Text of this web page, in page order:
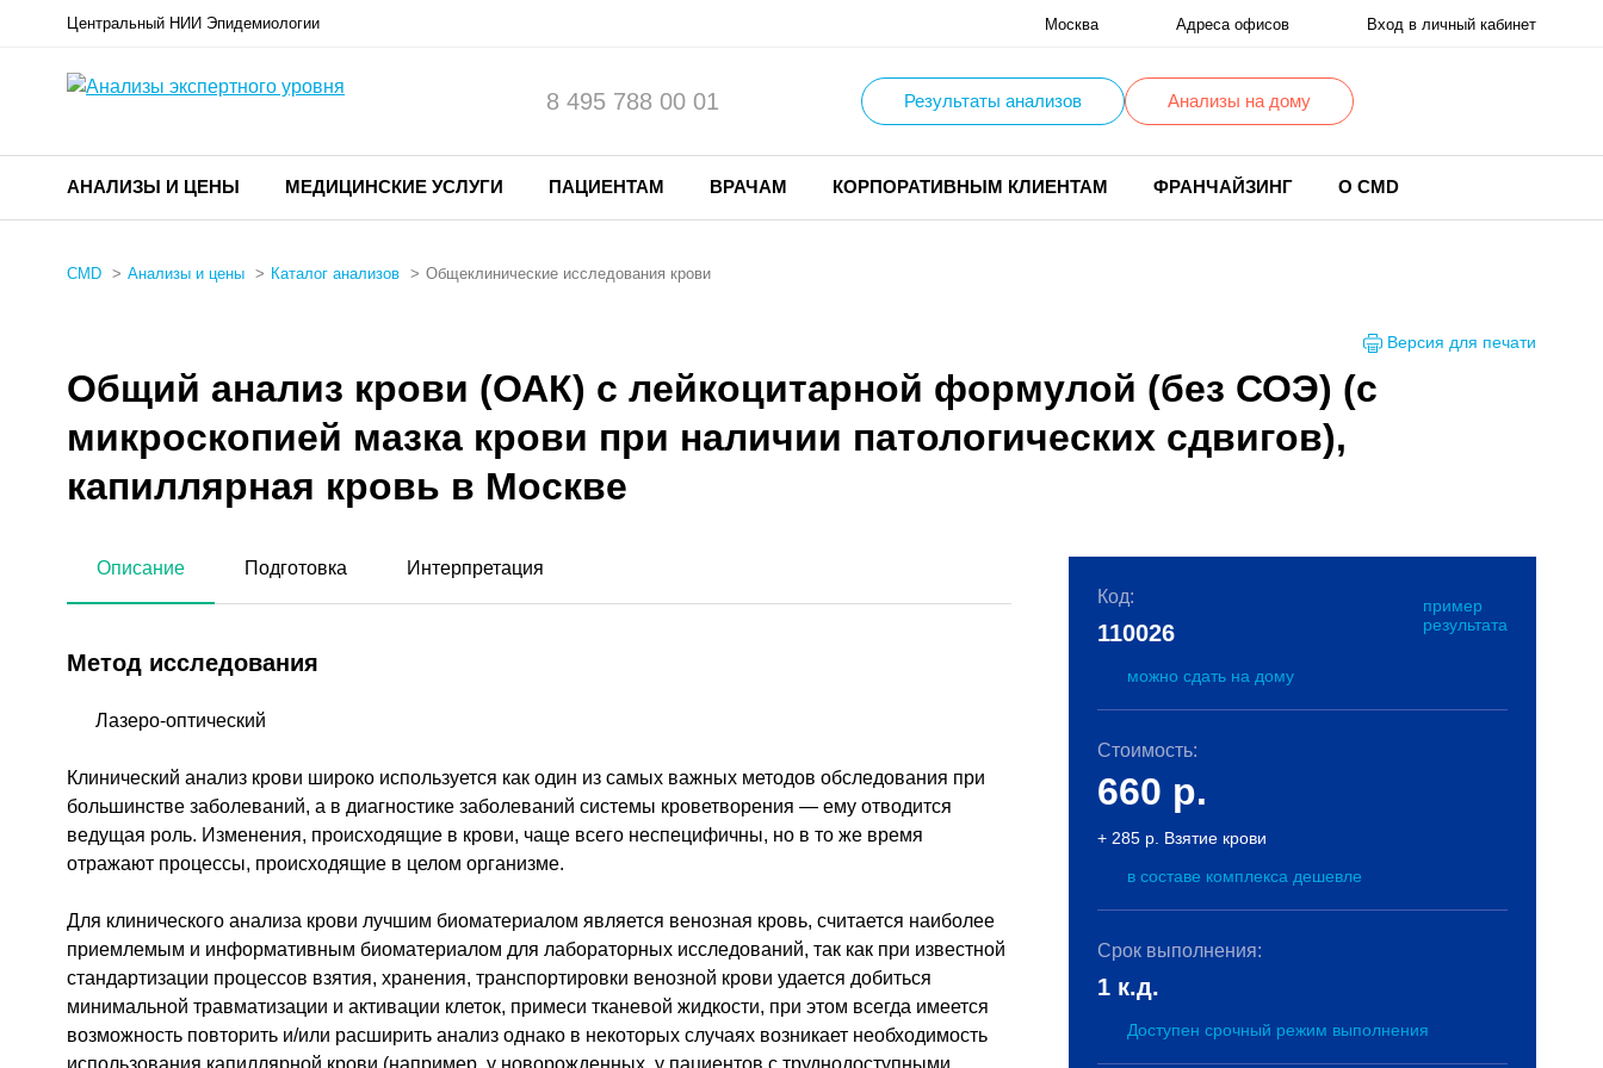
Центральный НИИ Эпидемиологии Москва Адреса офисов Вход в личный кабинет
8 495 788 00 01 Результаты анализов Анализы на дому
АНАЛИЗЫ И ЦЕНЫ МЕДИЦИНСКИЕ УСЛУГИ ПАЦИЕНТАМ ВРАЧАМ КОРПОРАТИВНЫМ КЛИЕНТАМ ФРАНЧАЙЗИНГ О CMD
CMD Анализы и цены Каталог анализов Общеклинические исследования крови
Версия для печати
Общий анализ крови (ОАК) с лейкоцитарной формулой (без СОЭ) (с
микроскопией мазка крови при наличии патологических сдвигов),
капиллярная кровь в Москве
Описание Подготовка Интерпретация
Метод исследования
Лазеро-оптический
Клинический анализ крови широко используется как один из самых важных методов обследования при
большинстве заболеваний, а в диагностике заболеваний системы кроветворения — ему отводится
ведущая роль. Изменения, происходящие в крови, чаще всего неспецифичны, но в то же время
отражают процессы, происходящие в целом организме.
Для клинического анализа крови лучшим биоматериалом является венозная кровь, считается наиболее
приемлемым и информативным биоматериалом для лабораторных исследований, так как при известной
стандартизации процессов взятия, хранения, транспортировки венозной крови удается добиться
минимальной травматизации и активации клеток, примеси тканевой жидкости, при этом всегда имеется
возможность повторить и/или расширить анализ однако в некоторых случаях возникает необходимость
использования капиллярной крови (например, у новорожденных, у пациентов с труднодоступными
Код:
пример
результата
110026
можно сдать на дому
Стоимость:
660 р.
+ 285 р. Взятие крови
в составе комплекса дешевле
Срок выполнения:
1 к.д.
Доступен срочный режим выполнения